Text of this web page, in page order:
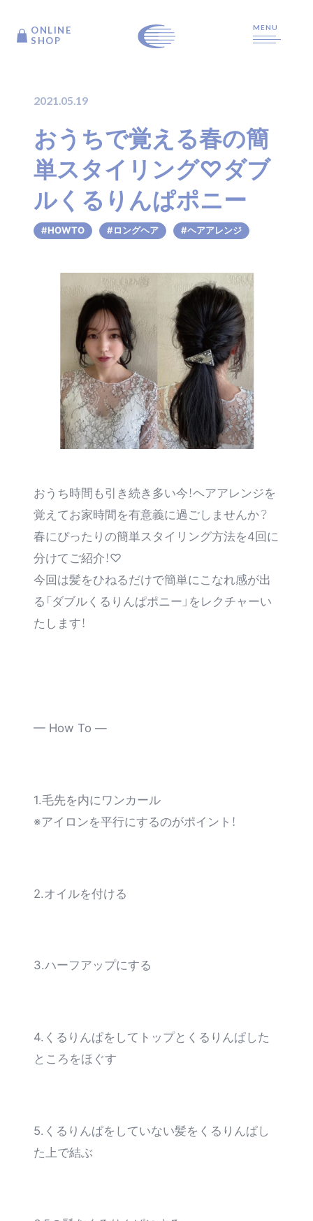
ONLINE
SHOP
MENU
2021.05.19
おうちで覚える春の簡
単スタイリング♡ダブ
ルくるりんぱポニー
#HOWTO #ロングヘア #ヘアアレンジ
おうち時間も引き続き多い今！ヘアアレンジを
覚えてお家時間を有意義に過ごしませんか？
春にぴったりの簡単スタイリング方法を4回に
分けてご紹介！♡
今回は髪をひねるだけで簡単にこなれ感が出
る「ダブルくるりんぱポニー」をレクチャーい
たします！
— How To —
1.毛先を内にワンカール
※アイロンを平行にするのがポイント！
2.オイルを付ける
3.ハーフアップにする
4.くるりんぱをしてトップとくるりんぱした
ところをほぐす
5.くるりんぱをしていない髪をくるりんぱし
た上で結ぶ
ONLINE
SHOP
ARTICLE
PRODUCTS
ABOUT US
SUPPORT